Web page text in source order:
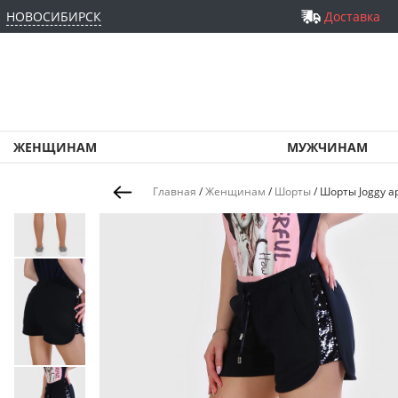
НОВОСИБИРСК Доставка
ЖЕНЩИНАМ МУЖЧИНАМ
Главная /Женщинам / Шорты/ Шорты Joggy